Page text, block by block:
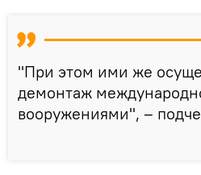
"При этом ими же
демонтаж
вооружениями", –